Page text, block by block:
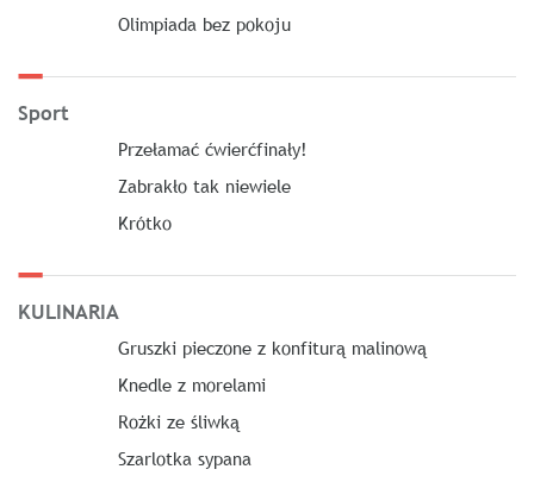
Olimpiada bez pokoju
Sport
Przełamać ćwierćfinały!
Zabrakło tak niewiele
Krótko
KULINARIA
Gruszki pieczone z konfiturą malinową
Knedle z morelami
Rożki ze śliwką
Szarlotka sypana